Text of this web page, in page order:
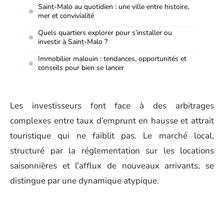
Saint-Malo au quotidien : une ville entre histoire,
mer et convivialité
Quels quartiers explorer pour s’installer ou
investir à Saint-Malo ?
Immobilier malouin : tendances, opportunités et
conseils pour bien se lancer
Les investisseurs font face à des arbitrages
complexes entre taux d’emprunt en hausse et attrait
touristique qui ne faiblit pas. Le marché local,
structuré par la réglementation sur les locations
saisonnières et l’afflux de nouveaux arrivants, se
distingue par une dynamique atypique.